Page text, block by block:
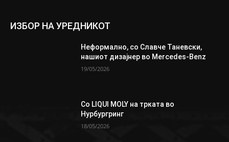
ИЗБОР НА УРЕДНИКОТ
Неформално, со Славче Таневски,
нашиот дизајнер во Mercedes-Benz
19/05/2026
Со LIQUI MOLY на трката во
Нурбургринг
18/05/2026